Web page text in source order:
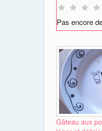
Pas encore
Gâteau aux